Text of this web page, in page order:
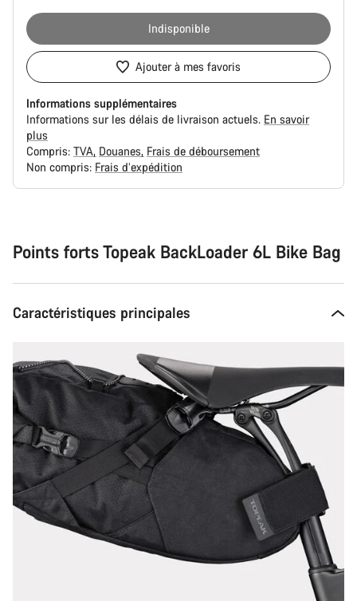
Indisponible
Ajouter à mes favoris
Informations supplémentaires
Informations sur les délais de livraison actuels. En savoir
plus
Compris: TVA Douanes Frais de déboursement
Non compris: Frais d’expédition
Points forts Topeak BackLoader 6L Bike Bag
Caractéristiques principales